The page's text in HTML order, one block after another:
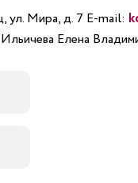
ул. Мира, д. 7 E-mail:
Ильичева Елена